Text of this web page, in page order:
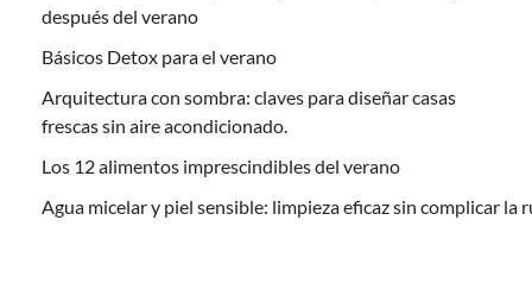
después del verano
Básicos Detox para el verano
Arquitectura con sombra: claves para diseñar casas
frescas sin aire acondicionado.
Los 12 alimentos imprescindibles del verano
Agua micelar y piel sensible: limpieza eficaz sin complicar la